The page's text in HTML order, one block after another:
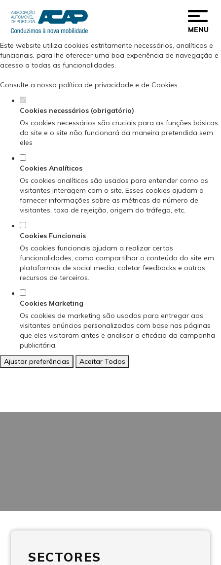
Defina as suas preferências de cookies
para este website.
Este website utiliza cookies estritamente necessários, analíticos e
funcionais, para lhe oferecer uma boa experiência de navegação e
acesso a todas as funcionalidades.
Consulte a nossa política de privacidade e de Cookies.
Cookies necessários (obrigatório)
Os cookies necessários são cruciais para as funções básicas
do site e o site não funcionará da maneira pretendida sem
eles
Cookies Analíticos
Os cookies analíticos são usados para entender como os
visitantes interagem com o site. Esses cookies ajudam a
fornecer informações sobre as métricas do número de
visitantes, taxa de rejeição, origem do tráfego, etc.
Cookies Funcionais
Os cookies funcionais ajudam a realizar certas
funcionalidades, como compartilhar o conteúdo do site em
plataformas de social media, coletar feedbacks e outros
recursos de terceiros.
Cookies Marketing
Os cookies de marketing são usados para entregar aos
visitantes anúncios personalizados com base nas páginas
que eles visitaram antes e analisar a eficácia da campanha
publicitária.
Ajustar preferências
Aceitar Todos
MENU
SECTORES